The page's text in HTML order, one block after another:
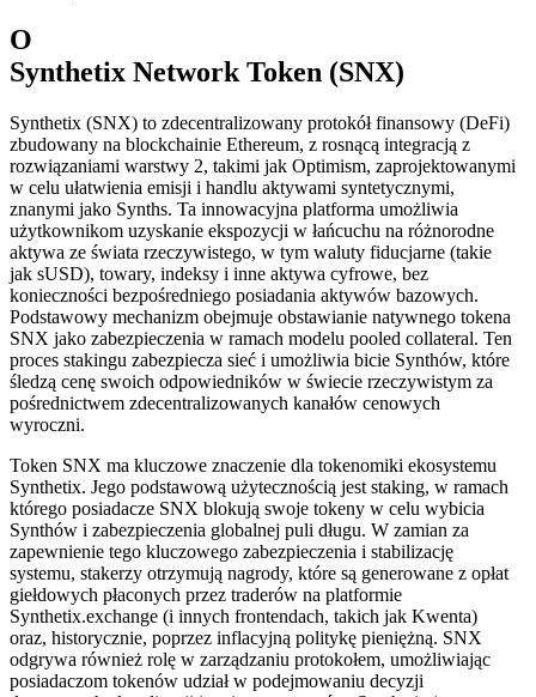
O
Synthetix Network Token (SNX)
Synthetix (SNX) to zdecentralizowany protokół finansowy (DeFi)
zbudowany na blockchainie Ethereum, z rosnącą integracją z
rozwiązaniami warstwy 2, takimi jak Optimism, zaprojektowanymi
w celu ułatwienia emisji i handlu aktywami syntetycznymi,
znanymi jako Synths. Ta innowacyjna platforma umożliwia
użytkownikom uzyskanie ekspozycji w łańcuchu na różnorodne
aktywa ze świata rzeczywistego, w tym waluty fiducjarne (takie
jak sUSD), towary, indeksy i inne aktywa cyfrowe, bez
konieczności bezpośredniego posiadania aktywów bazowych.
Podstawowy mechanizm obejmuje obstawianie natywnego tokena
SNX jako zabezpieczenia w ramach modelu pooled collateral. Ten
proces stakingu zabezpiecza sieć i umożliwia bicie Synthów, które
śledzą cenę swoich odpowiedników w świecie rzeczywistym za
pośrednictwem zdecentralizowanych kanałów cenowych
wyroczni.
Token SNX ma kluczowe znaczenie dla tokenomiki ekosystemu
Synthetix. Jego podstawową użytecznością jest staking, w ramach
którego posiadacze SNX blokują swoje tokeny w celu wybicia
Synthów i zabezpieczenia globalnej puli długu. W zamian za
zapewnienie tego kluczowego zabezpieczenia i stabilizację
systemu, stakerzy otrzymują nagrody, które są generowane z opłat
giełdowych płaconych przez traderów na platformie
Synthetix.exchange (i innych frontendach, takich jak Kwenta)
oraz, historycznie, poprzez inflacyjną politykę pieniężną. SNX
odgrywa również rolę w zarządzaniu protokołem, umożliwiając
posiadaczom tokenów udział w podejmowaniu decyzji